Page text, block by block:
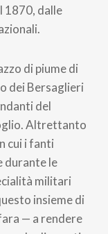
1870, dalle
di piume di
dei Bersaglieri
del
Altrettanto
cui i fanti
durante le
militari
insieme di
— a rendere